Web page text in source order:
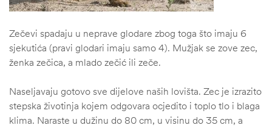
Zečevi spadaju u neprave glodare zbog toga što imaju 6
sjekutića (pravi glodari imaju samo 4). Mužjak se zove zec,
ženka zečica, a mlado zečić ili zeče.
Naseljavaju gotovo sve dijelove naših lovišta. Zec je izrazito
stepska životinja kojem odgovara ocjedito i toplo tlo i blaga
klima. Naraste u dužinu do 80 cm, u visinu do 35 cm, a